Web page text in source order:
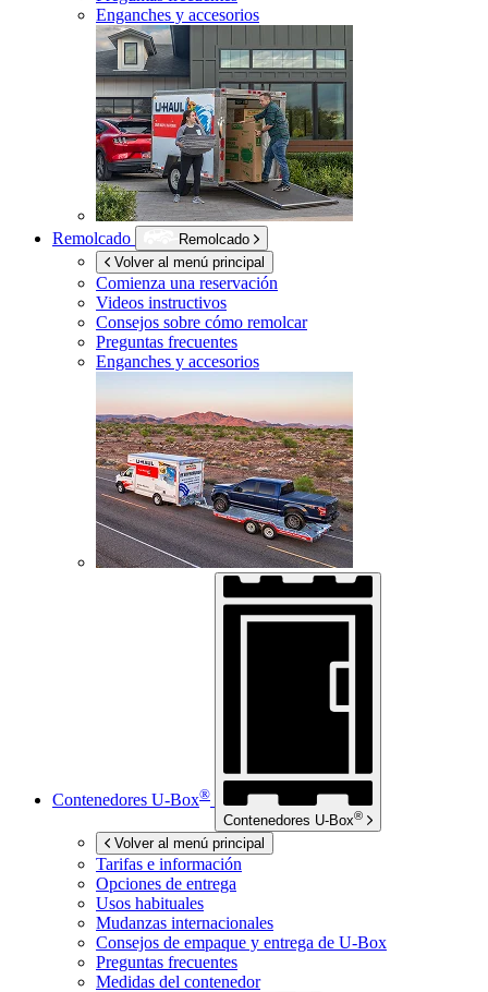
Enganches y accesorios
Remolcado
Remolcado
Volver al menú principal
Comienza una reservación
Videos instructivos
Consejos sobre cómo remolcar
Preguntas frecuentes
Enganches y accesorios
Contenedores U-Box®
Contenedores U-Box®
Volver al menú principal
Tarifas e información
Opciones de entrega
Usos habituales
Mudanzas internacionales
Consejos de empaque y entrega de U-Box
Preguntas frecuentes
Medidas del contenedor